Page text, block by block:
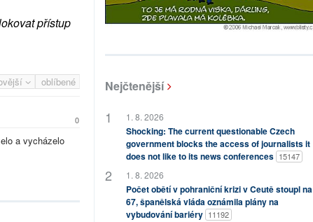
přístup
oblíbené
0
a vycházelo
Nejčtenější
1. 8. 2026
Shocking: The current questionable Czech
government blocks the access of journalists it
does not like to its news conferences 15147
1. 8. 2026
Počet obětí v pohraniční krizi v Ceutě stoupl na
67, španělská vláda oznámila plány na
vybudování bariéry 11192